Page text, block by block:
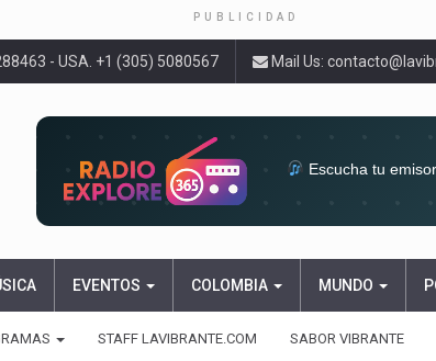
PUBLICIDAD
- USA. +1 (305) 5080567 Mail Us:
Escucha tu
EVENTOS COLOMBIA MUNDO
STAFF LAVIBRANTE.COM SABOR VIBRANTE